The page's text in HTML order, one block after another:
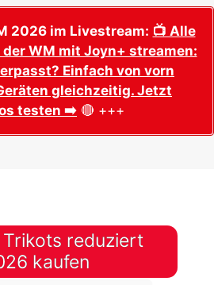
2026 im Livestream: 📺 Alle
der WM mit Joyn+ streamen:
Einfach von vorn
gleichzeitig. Jetzt
testen ➡️ 🔴 +++
Trikots reduziert
kaufen